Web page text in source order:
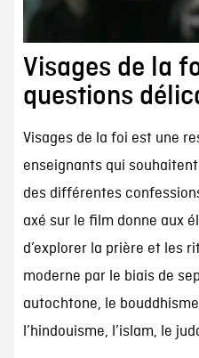
Visages de la
questions
Visages de la foi est une
enseignants qui
des différentes
axé sur le film donne aux
d’explorer la prière et les
moderne par le biais de
autochtone, le
l’hindouisme, l’islam, le